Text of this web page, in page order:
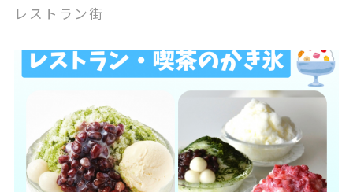
レストラン街